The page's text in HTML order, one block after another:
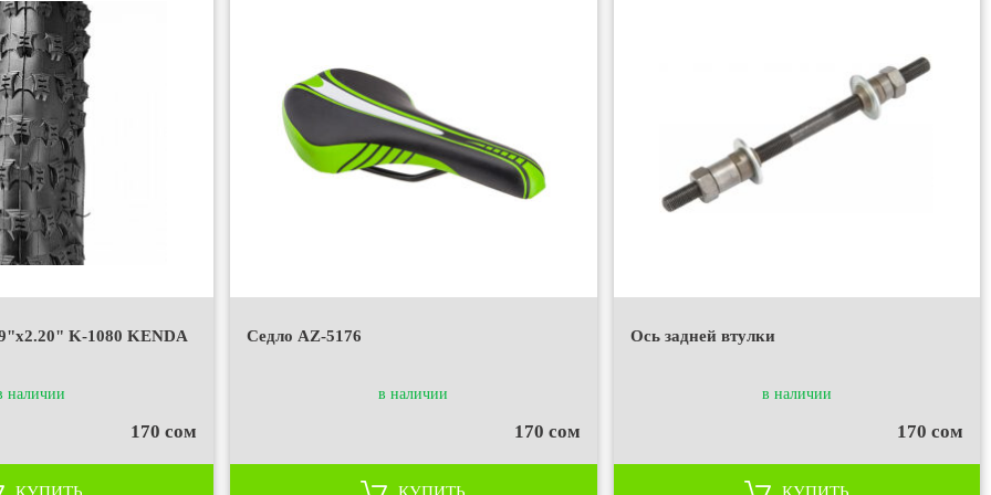
K-1080 KENDA
наличии
170 сом
КУПИТЬ
Седло AZ-5176
в наличии
170 сом
КУПИТЬ
Ось задней втулки
в наличии
170 сом
КУПИТЬ